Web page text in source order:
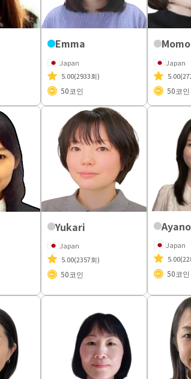
Emma
Japan
5.00(2933회)
50코인
Momo
Japan
5.00
50코인
Yukari
Japan
5.00(2357회)
50코인
Ayano
Japan
5.00
50코인